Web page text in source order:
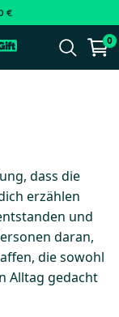
€
0
dass die
erzählen
und
daran,
die sowohl
Alltag gedacht